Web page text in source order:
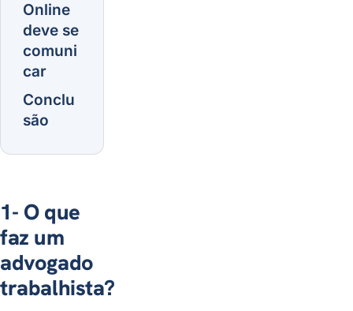
Online
deve se
comuni
car
Conclu
são
1- O que
faz um
advogado
trabalhista?